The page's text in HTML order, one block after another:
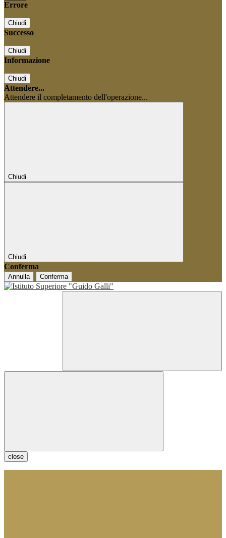
Errore
Chiudi
Successo
Chiudi
Informazione
Chiudi
Attendere...
Attendere il completamento dell'operazione...
Chiudi
Chiudi
Conferma
Annulla Conferma
close